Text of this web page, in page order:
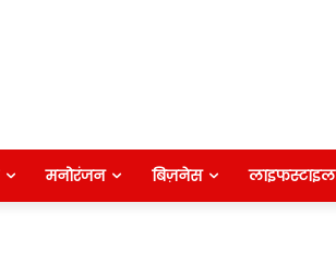
मनोरंजन बिज़नेस लाइफस्टाइल